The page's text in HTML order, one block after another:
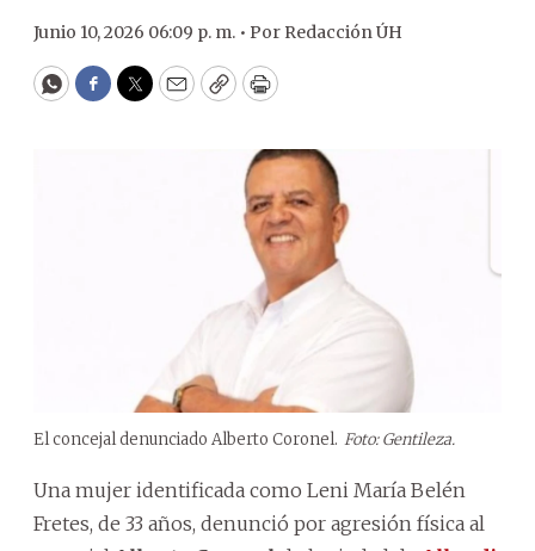
Junio 10, 2026 06:09 p. m. • Por Redacción ÚH
WhatsApp
Facebook
Twitter
EmailCopyPrint
El concejal denunciado Alberto Coronel. Foto: Gentileza.
Una mujer identificada como Leni María Belén
Fretes, de 33 años, denunció por agresión física al